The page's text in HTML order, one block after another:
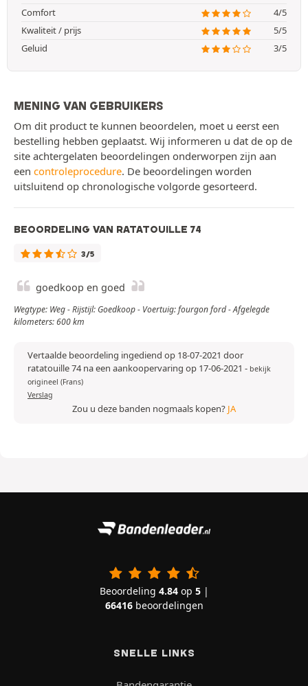
Comfort
4/5
Kwaliteit / prijs
5/5
Geluid
3/5
MENING VAN GEBRUIKERS
Om dit product te kunnen beoordelen, moet u eerst een
bestelling hebben geplaatst. Wij informeren u dat de op de
site achtergelaten beoordelingen onderworpen zijn aan
een controleprocedure. De beoordelingen worden
uitsluitend op chronologische volgorde gesorteerd.
BEOORDELING VAN RATATOUILLE 74
3/5
goedkoop en goed
Wegtype: Weg - Rijstijl: Goedkoop - Voertuig: fourgon ford - Afgelegde
kilometers: 600 km
Vertaalde beoordeling ingediend op 18-07-2021 door
ratatouille 74 na een aankoopervaring op 17-06-2021 - bekijk
origineel (Frans)
Verslag
Zou u deze banden nogmaals kopen? JA
Beoordeling 4.84op 5|
66416beoordelingen
SNELLE LINKS